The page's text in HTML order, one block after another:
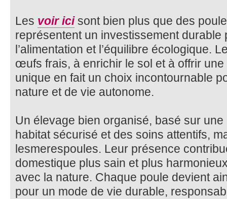
Les voir icisont bien plus que des
représentent un investissement durable
l’alimentation et l’équilibre écologique.
œufs frais, à enrichir le sol et à offrir
unique en fait un choix incontournable
nature et de vie autonome.
Un élevage bien organisé, basé sur
habitat sécurisé et des soins attentifs,
lesmerespoules. Leur présence
domestique plus sain et plus
avec la nature. Chaque poule devient
pour un mode de vie durable,